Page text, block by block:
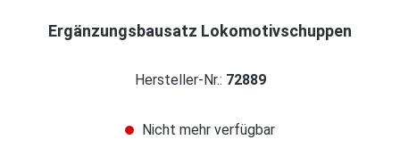
Ergänzungsbausatz Lokomotivschuppen
Hersteller-Nr.: 72889
Nicht mehr verfügbar